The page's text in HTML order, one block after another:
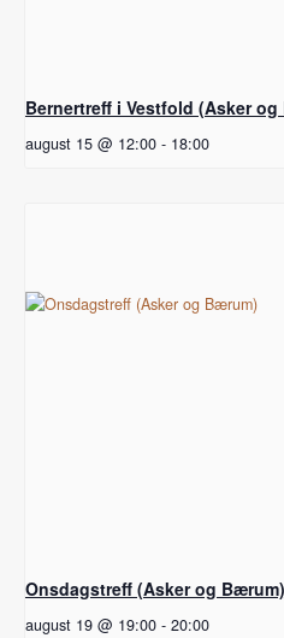
Bernertreff i Vestfold (Asker
august 15 @ 12:00 - 18:00
Onsdagstreff (Asker og Bærum)
august 19 @ 19:00 - 20:00